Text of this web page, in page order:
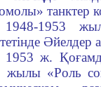
танктер
1948-1953
Әйелдер
1953 ж.
жылы «Роль